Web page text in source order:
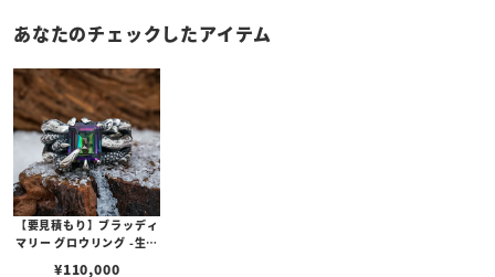
あなたのチェックしたアイテム
【要見積もり】ブラッディ
マリー グロウリング -生え
¥110,000